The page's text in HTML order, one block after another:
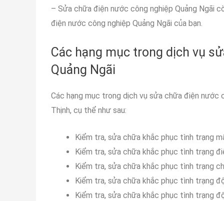
– Sửa chữa điện nước công nghiệp Quảng Ngãi
điện nước công nghiệp Quảng Ngãi của bạn.
Các hạng mục trong dịch vụ
Quảng Ngãi
Các hạng mục trong dịch vụ sửa chữa điện nước
Thịnh, cụ thể như sau:
Kiểm tra, sửa chữa khắc phục tình trạng
Kiểm tra, sửa chữa khắc phục tình trạng
Kiểm tra, sửa chữa khắc phục tình trạng
Kiểm tra, sửa chữa khắc phục tình trạng
Kiểm tra, sửa chữa khắc phục tình trạng